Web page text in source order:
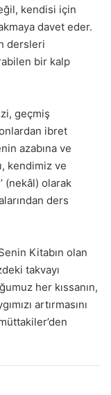
kendisi için
davet eder.
dersleri
bir kalp
geçmiş
ibret
azabına ve
kendimiz ve
(nekâl) olarak
ders
Kitabın olan
takvayı
her kıssanın,
artırmasını